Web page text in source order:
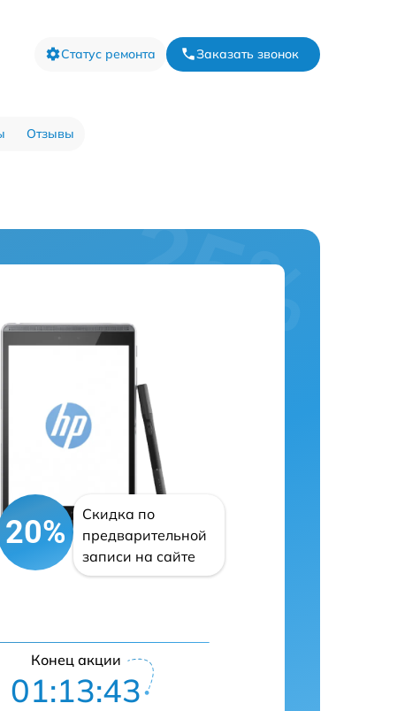
Статус ремонта Заказать звонок
Отзывы
20%
Скидка по
предварительной
записи на сайте
Конец акции
01:13:42